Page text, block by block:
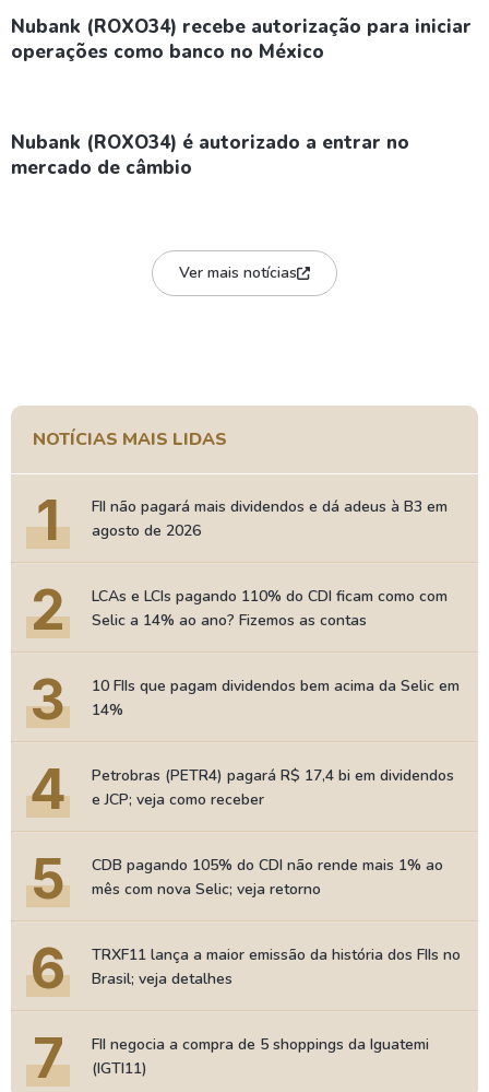
Nubank (ROXO34) recebe autorização para iniciar
operações como banco no México
Nubank (ROXO34) é autorizado a entrar no
mercado de câmbio
Ver mais notícias
NOTÍCIAS MAIS LIDAS
1
FII não pagará mais dividendos e dá adeus à B3 em
agosto de 2026
2
LCAs e LCIs pagando 110% do CDI ficam como com
Selic a 14% ao ano? Fizemos as contas
3
10 FIIs que pagam dividendos bem acima da Selic em
14%
4
Petrobras (PETR4) pagará R$ 17,4 bi em dividendos
e JCP; veja como receber
5
CDB pagando 105% do CDI não rende mais 1% ao
mês com nova Selic; veja retorno
6
TRXF11 lança a maior emissão da história dos FIIs no
Brasil; veja detalhes
7
FII negocia a compra de 5 shoppings da Iguatemi
(IGTI11)